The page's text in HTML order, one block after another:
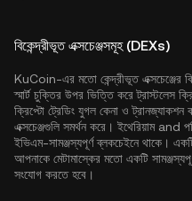
বিকেন্দ্রীভূত এক্সচেঞ্জসমূহ (DEXs)
KuCoin-এর মতো কেন্দ্রীভূত এক্সচেঞ্জের
স্মার্ট চুক্তির উপর ভিত্তি করে ট্রাস্টলেস
ক্রিপ্টো ট্রেডিং যুগল কেনা ও ট্রানজ্যাকশন
এক্সচেঞ্জগুলি সমর্থন করে। ইথেরিয়ামand
ইভিএম-সামঞ্জস্যপূর্ণ ব্লকচেইনে থাকে।
আপনাকে মেটামাস্কের মতো একটি
সংযোগ করতে হবে।